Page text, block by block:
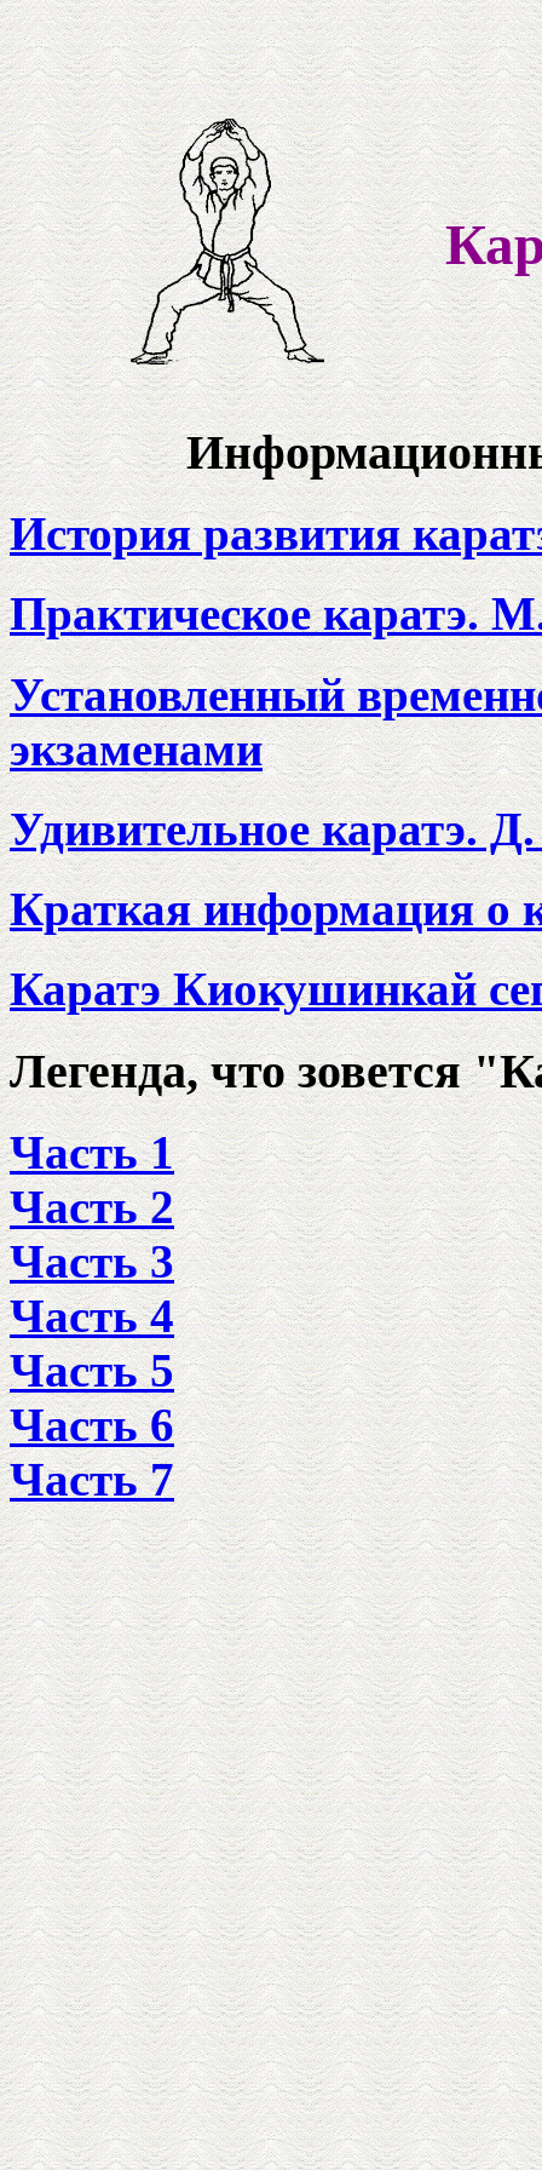
История развития
Практическое каратэ.
Установленный
экзаменами
Удивительное каратэ.
Краткая информация о
Каратэ Киокушинкай
Легенда, что зовется
Часть 1
Часть 2
Часть 3
Часть 4
Часть 5
Часть 6
Часть 7